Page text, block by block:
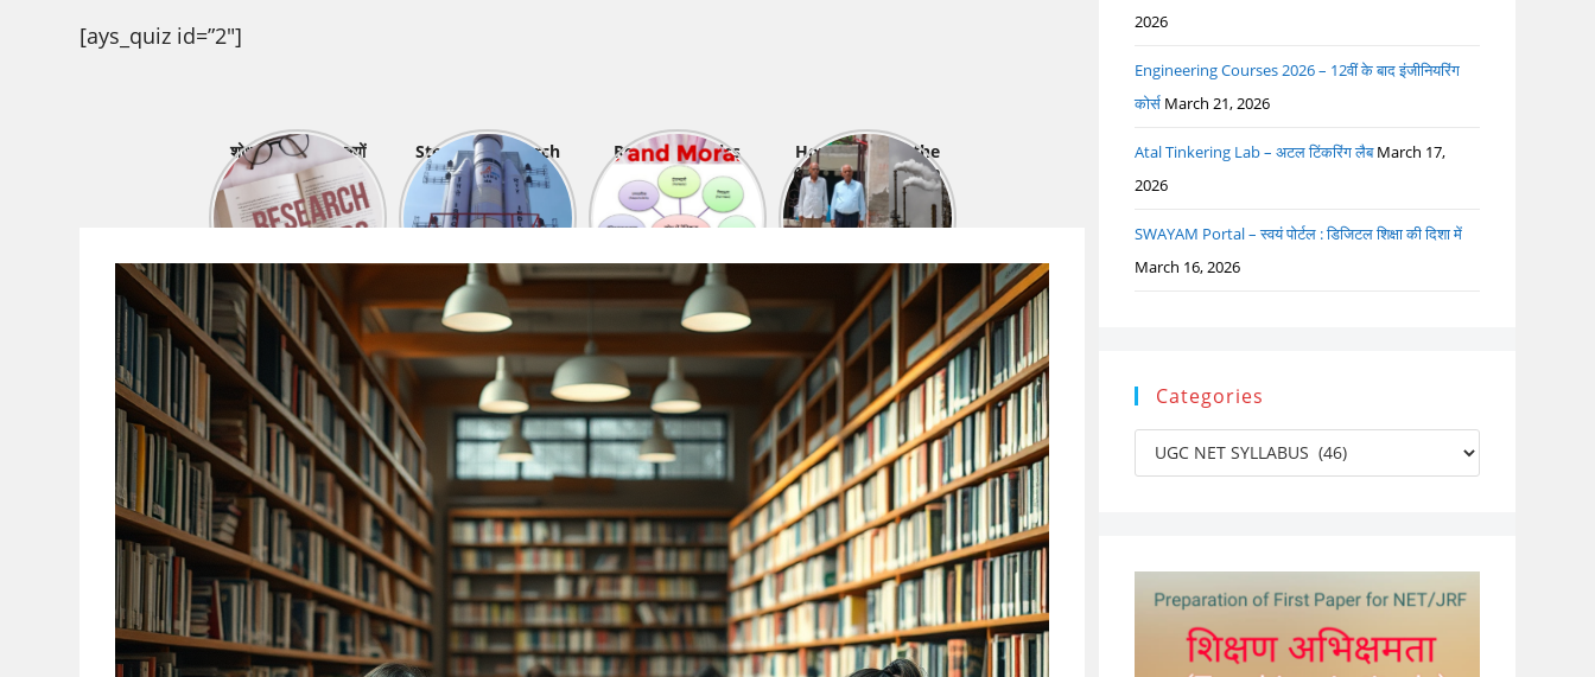
[ays_quiz id=”2″]
शोध प्रविधि : क्या, क्यों
और कैसे
Steps of Research
Process: Know
What…
Research Ethics
(शोध नैतिकता)
How to select the
Research Problem
2026
Engineering Courses 2026 – 12वीं के बाद इंजीनियरिंग
कोर्स March 21, 2026
Atal Tinkering Lab – अटल टिंकरिंग लैब March 17,
2026
SWAYAM Portal – स्वयं पोर्टल : डिजिटल शिक्षा की दिशा में
March 16, 2026
Categories
Categories